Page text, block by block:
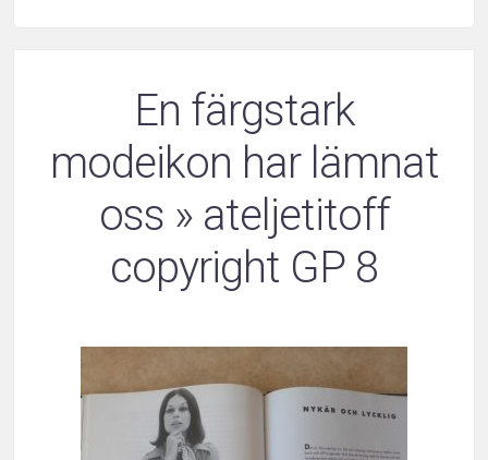
En färgstark
modeikon har lämnat
oss » ateljetitoff
copyright GP 8